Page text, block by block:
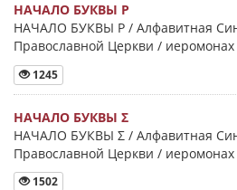
НАЧАЛО БУКВЫ Ρ
НАЧАЛО БУКВЫ Ρ / Алфавитная
Православной Церкви /
1245
НАЧАЛО БУКВЫ Σ
НАЧАЛО БУКВЫ Σ / Алфавитная
Православной Церкви /
1502